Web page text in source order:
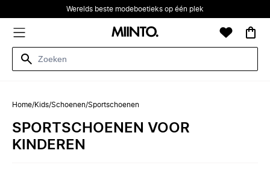
Werelds beste modeboetieks op één plek
Home/Kids/Schoenen/Sportschoenen
SPORTSCHOENEN VOOR
KINDEREN